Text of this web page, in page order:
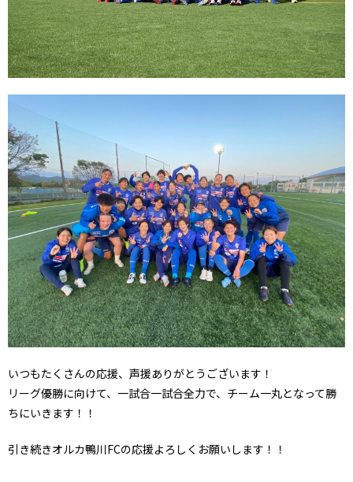
いつもたくさんの応援、声援ありがとうございます！
リーグ優勝に向けて、一試合一試合全力で、チーム一丸となって勝
ちにいきます！！
引き続きオルカ鴨川FCの応援よろしくお願いします！！